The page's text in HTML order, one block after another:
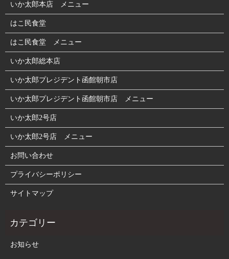
いか太郎本店 メニュー
はこ民食堂
はこ民食堂 メニュー
いか太郎総本店
いか太郎プレジデント函館朝市店
いか太郎プレジデント函館朝市店 メニュー
いか太郎2号店
いか太郎2号店 メニュー
お問い合わせ
プライバシーポリシー
サイトマップ
お知らせ